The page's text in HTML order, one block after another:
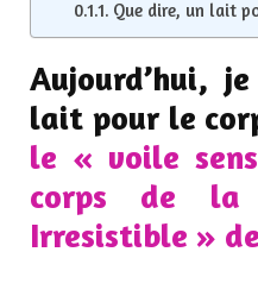
Que dire, un lait
Aujourd’hui,
lait pour le
le « voile
corps de
Irresistible »